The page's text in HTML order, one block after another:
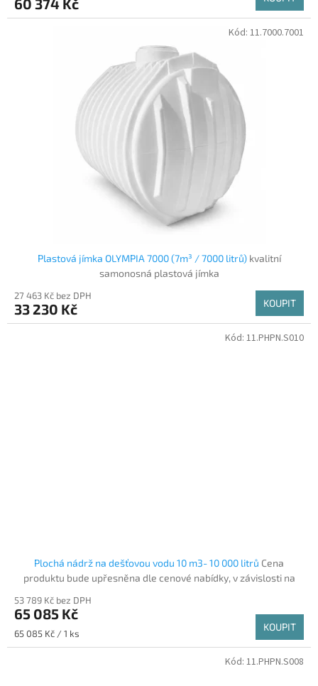
60 374 Kč
Plastová jímka OLYMPIA 7000 (7m³ / 7000 litrů) kvalitní
samonosná plastová jímka
27 463 Kč bez DPH
33 230 Kč KOUPIT
Kód: 11.7000.7001
Plochá nádrž na dešťovou vodu 10 m3- 10 000 litrů Cena
produktu bude upřesněna dle cenové nabídky, v závislosti na
53 789 Kč bez DPH
65 085 Kč
Měrná cena:
65 085 Kč / 1 ks
KOUPIT
Kód: 11.PHPN.S010
Kód: 11.PHPN.S008